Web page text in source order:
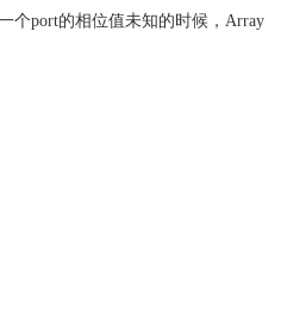
个port的相位值未知的时候， Array